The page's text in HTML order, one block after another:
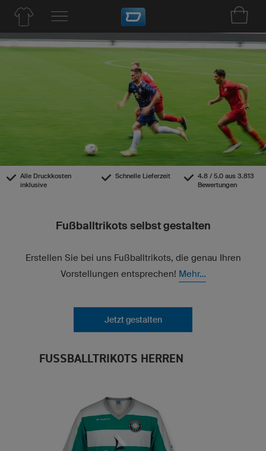
Alle Druckkosten
inklusive
Schnelle Lieferzeit
4.8 / 5.0 aus 3.813
Bewertungen
Fußballtrikots selbst gestalten
Erstellen Sie bei uns Fußballtrikots, die genau Ihren
Vorstellungen entsprechen! Mehr...
Jetzt gestalten
FUSSBALLTRIKOTS HERREN